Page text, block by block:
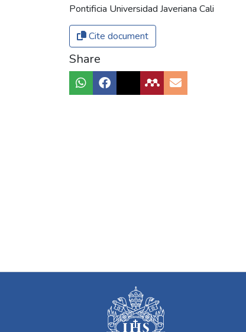
Pontificia Universidad Javeriana Cali
Cite document
Share